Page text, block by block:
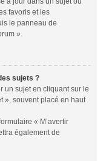
favoris et les
le panneau de
».
sujets ?
un sujet en cliquant sur le
», souvent placé en haut
« M’avertir
également de